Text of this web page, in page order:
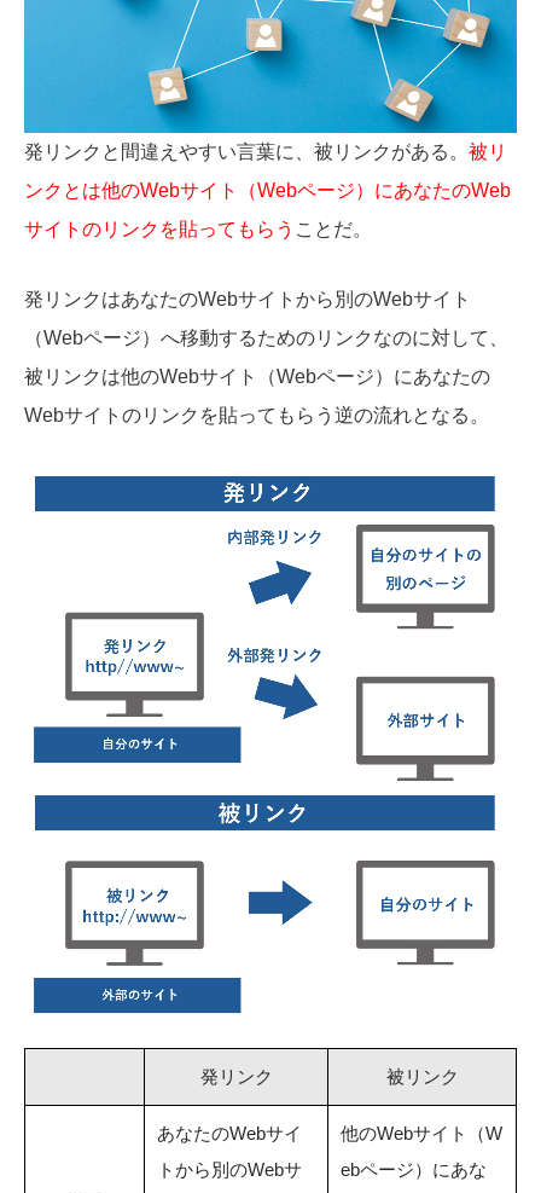
発リンクと間違えやすい言葉に、被リンクがある。 被リ
ンクとは他のWebサイト（Webページ）にあなたのWeb
サイトのリンクを貼ってもらう ことだ。
発リンクはあなたのWebサイトから別のWebサイト
（Webページ）へ移動するためのリンクなのに対して、
被リンクは他のWebサイト（Webページ）にあなたの
Webサイトのリンクを貼ってもらう逆の流れとなる。
発リンク 被リンク
あなたのWebサイ
トから別のWebサ
他のWebサイト（W
ebページ）にあな